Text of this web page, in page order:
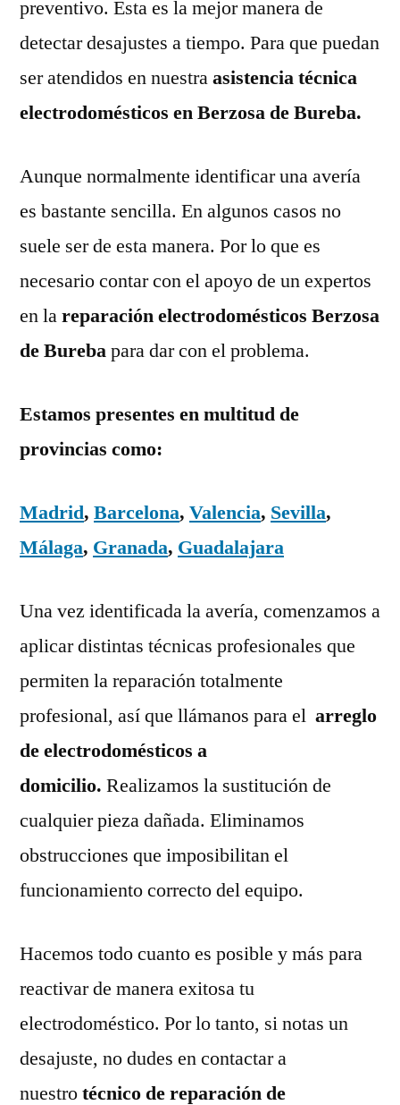
preventivo. Esta es la mejor manera de
detectar desajustes a tiempo. Para que puedan
ser atendidos en nuestraasistencia técnica
electrodomésticos en Berzosa de Bureba.
Aunque normalmente identificar una avería
es bastante sencilla. En algunos casos no
suele ser de esta manera. Por lo que es
necesario contar con el apoyo de un expertos
en lareparación electrodomésticos Berzosa
de Burebapara dar con el problema.
Estamos presentes en multitud de
provincias como:
Madrid, Barcelona, Valencia, Sevilla,
Málaga, Granada, Guadalajara
Una vez identificada la avería, comenzamos a
aplicar distintas técnicas profesionales que
permiten la reparación totalmente
profesional, así que llámanos para el arreglo
de electrodomésticos a
domicilio. Realizamos la sustitución de
cualquier pieza dañada. Eliminamos
obstrucciones que imposibilitan el
funcionamiento correcto del equipo.
Hacemos todo cuanto es posible y más para
reactivar de manera exitosa tu
electrodoméstico. Por lo tanto, si notas un
desajuste, no dudes en contactar a
nuestrotécnico de reparación de